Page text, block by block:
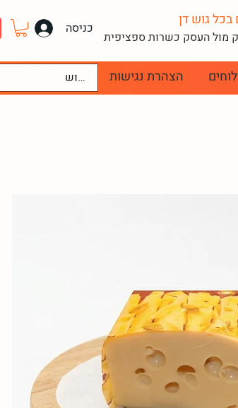
כניסה
מול העסק כשרות ספציפית
הצהרת נגישות